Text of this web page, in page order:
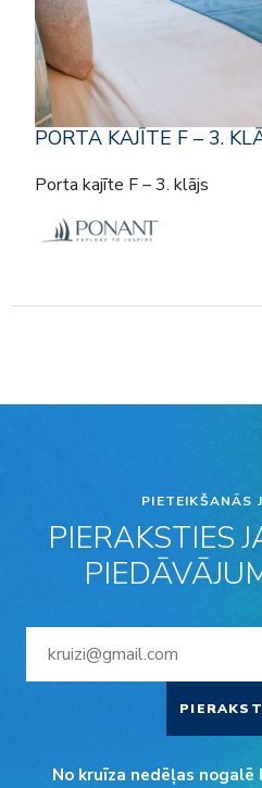
PORTA KAJĪTE F – 3.
Porta kajīte F – 3. klājs
PIETEIKŠANĀS
PIERAKSTIES
No kruīza nedēļas